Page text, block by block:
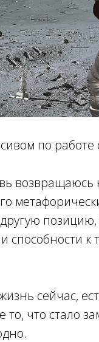
по работе
позицию,
к
сейчас,
что стало